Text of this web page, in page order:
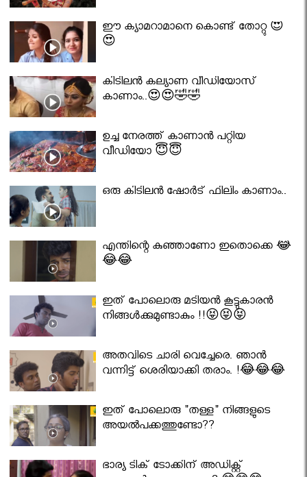
ഈ ക്യാമറാമാനെ കൊണ്ട് തോറ്റു 😍
😍
കിടിലൻ കല്യാണ വീഡിയോസ്
കാണാം..😍😍🤣🤣
ഉച്ച നേരത്ത് കാണാൻ പറ്റിയ
വീഡിയോ 😇😇
ഒരു കിടിലൻ ഷോർട് ഫിലിം കാണാം..
എന്തിന്റെ കുഞ്ഞാണോ ഇതൊക്കെ 😂
😂😂
ഇത് പോലൊരു മടിയൻ കൂട്ടുകാരൻ
നിങ്ങൾക്കുമുണ്ടാകും !!😝😝😝
അതവിടെ ചാരി വെച്ചേരെ. ഞാൻ
വന്നിട്ട് ശെരിയാക്കി തരാം. !😂😂😂
ഇത് പോലൊരു "തള്ള" നിങ്ങളുടെ
അയല്‍പക്കത്തുണ്ടോ??
ഭാര്യ ടിക് ടോക്കിന് അഡിക്റ്റ്